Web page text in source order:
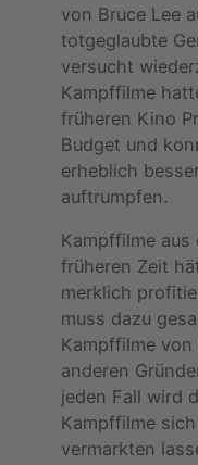
von Bruce Lee
totgeglaubte
versucht
Kampffilme
früheren Kino
Budget und
erheblich
auftrumpfen.
Kampffilme aus
früheren Zeit
merklich
muss dazu
Kampffilme von
anderen
jeden Fall wird
Kampffilme
vermarkten